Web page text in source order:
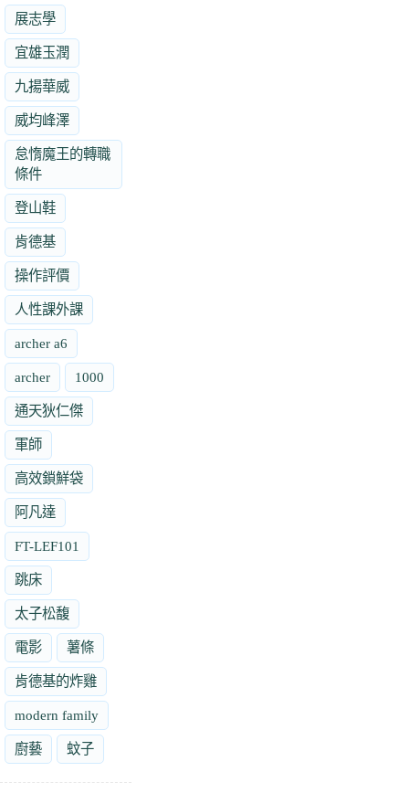
展志學
宜雄玉潤
九揚華威
威均峰澤
怠惰魔王的轉職
條件
登山鞋
肯德基
操作評價
人性課外課
archer a6
archer 1000
通天狄仁傑
軍師
高效鎖鮮袋
阿凡達
FT-LEF101
跳床
太子松馥
電影 薯條
肯德基的炸雞
modern family
廚藝 蚊子